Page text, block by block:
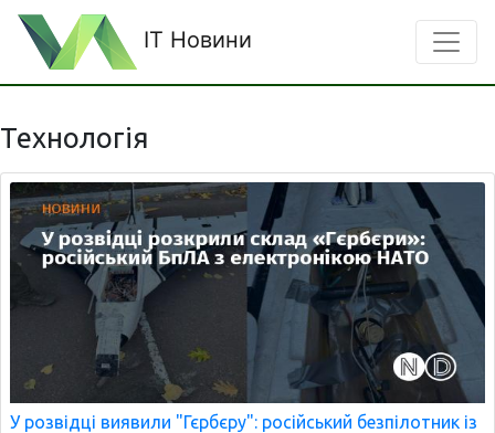
IT Новини
Технологія
У розвідці виявили "Гєрбєру": російський безпілотник із